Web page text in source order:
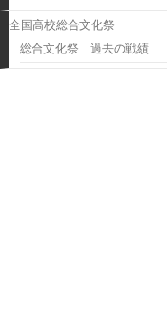
全国高校総合文化祭
総合文化祭 過去の戦績